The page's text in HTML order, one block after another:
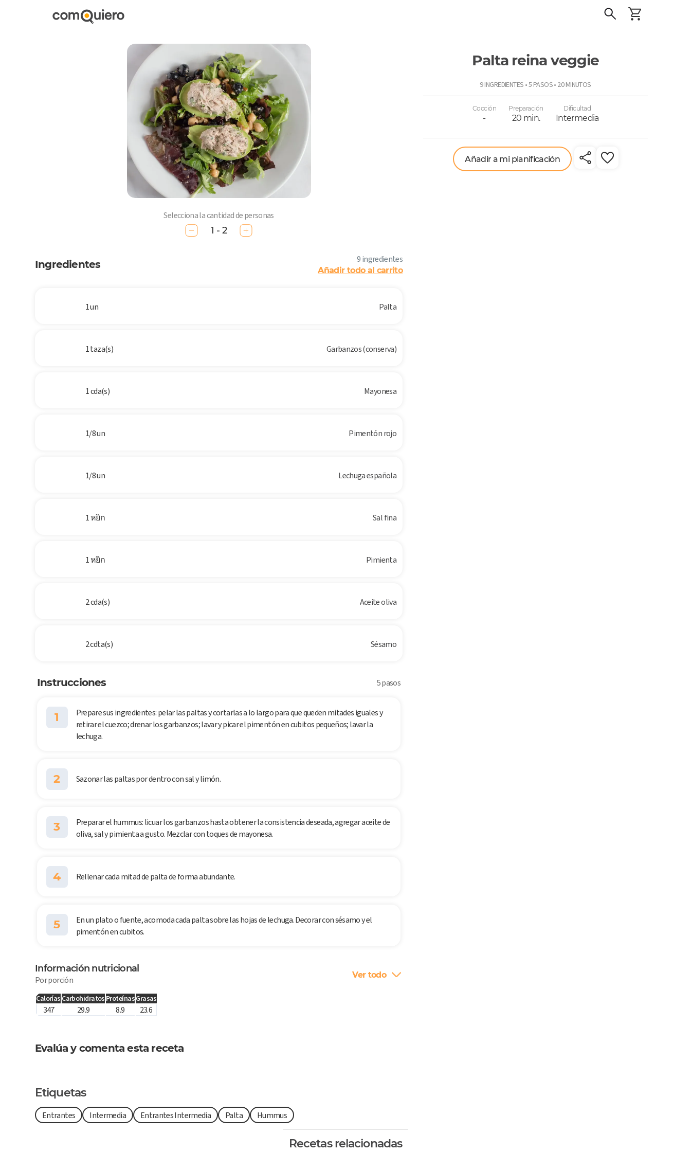
Palta reina veggie
9 INGREDIENTES • 5 PASOS • 20 MINUTOS
Cocción
-
Preparación
20 min.
Dificultad
Intermedia
Añadir a mi planificación
Selecciona la cantidad de personas
1 - 2
Ingredientes 9 ingredientes
Añadir todo al carrito
1 un Palta
1 taza(s) Garbanzos (conserva)
1 cda(s) Mayonesa
1/8 un Pimentón rojo
1/8 un Lechuga española
1 หยิก Sal fina
1 หยิก Pimienta
2 cda(s) Aceite oliva
2 cdta(s) Sésamo
Instrucciones 5 pasos
1
Prepare sus ingredientes: pelar las paltas y cortarlas a lo largo para que queden mitades iguales y
retirar el cuezco; drenar los garbanzos; lavar y picar el pimentón en cubitos pequeños; lavar la
lechuga.
2 Sazonar las paltas por dentro con sal y limón.
3
Preparar el hummus: licuar los garbanzos hasta obtener la consistencia deseada, agregar aceite de
oliva, sal y pimienta a gusto. Mezclar con toques de mayonesa.
4 Rellenar cada mitad de palta de forma abundante.
5
En un plato o fuente, acomoda cada palta sobre las hojas de lechuga. Decorar con sésamo y el
pimentón en cubitos.
Información nutricional
Por porción Ver todo
Calorías Carbohidratos ProteínasGrasas
347 29.9 8.9 23.6
Evalúa y comenta esta receta
Etiquetas
Entrantes Intermedia Entrantes Intermedia Palta Hummus
Recetas relacionadas